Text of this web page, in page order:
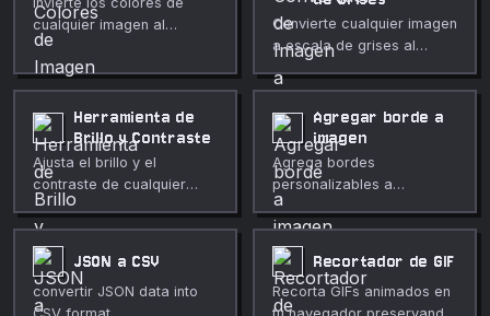
cualquier imagen al
instante en tu navegador.
Intensidad ajustable,
inversión alfa opcional,
totalmente privado.
Convierte cualquier imagen
a escala de grises al
Elige entre algoritmos de
luminancia, promedio y
luminosidad con intensidad
ajustable.
Herramienta de
Brillo y Contraste
Ajusta el brillo y el
contraste de cualquier
imagen directamente en tu
navegador. Vista previa en
vivo, sin subidas,
totalmente privado.
Agregar borde a
imagen
Agrega bordes
personalizables a
cualquier imagen con
tamaño, color, estilo y
esquinas redondeadas
ajustables.
JSON a CSV
convertir JSON data into
Recortador de GIF
Recorta GIFs animados en